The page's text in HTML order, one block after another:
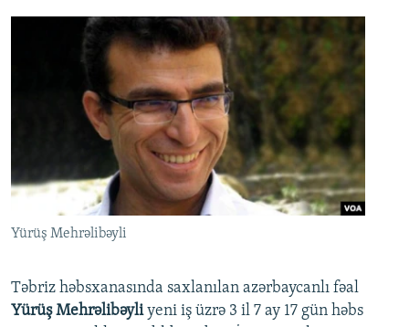
Yürüş Mehrəlibəyli
Təbriz həbsxanasında saxlanılan azərbaycanlı fəal
Yürüş Mehrəlibəyliyeni iş üzrə 3 il 7 ay 17 gün həbs